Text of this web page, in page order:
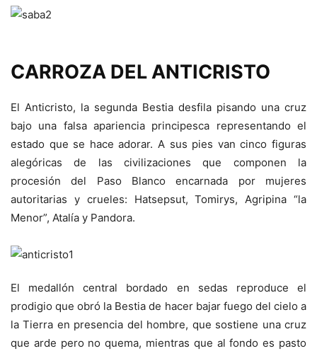
CARROZA DEL ANTICRISTO
El Anticristo, la segunda Bestia desfila pisando una cruz
bajo una falsa apariencia principesca representando el
estado que se hace adorar. A sus pies van cinco figuras
alegóricas de las civilizaciones que componen la
procesión del Paso Blanco encarnada por mujeres
autoritarias y crueles: Hatsepsut, Tomirys, Agripina “la
Menor”, Atalía y Pandora.
El medallón central bordado en sedas reproduce el
prodigio que obró la Bestia de hacer bajar fuego del cielo a
la Tierra en presencia del hombre, que sostiene una cruz
que arde pero no quema, mientras que al fondo es pasto